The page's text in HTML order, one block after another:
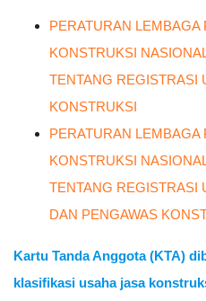
PERATURAN
KONSTRUKSI
TENTANG REGISTRASI
KONSTRUKSI
PERATURAN
KONSTRUKSI
TENTANG REGISTRASI
DAN PENGAWAS
Kartu Tanda Anggota (KTA)
klasifikasi usaha jasa